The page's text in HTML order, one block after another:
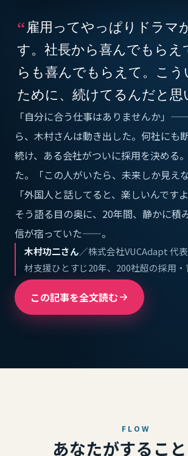
“ 雇用ってやっぱりドラマ
す。社長から喜んでもらえ
らも喜んでもらえて。こう
ために、続けてるんだと思
「自分に合う仕事はありませんか」
ら、木村さんは動き出した。何社にも
続け、ある会社がついに採用を決める
た。「この人がいたら、未来しか見えな
「外国人と話してると、楽しいんです
そう語る目の奥に、20年間、静かに積
信が宿っていた——。
木村功二さん／株式会社VUCAdapt 代
材支援ひとすじ20年、200社超の採用・
この記事を全文読む
FLOW
あなたがすること